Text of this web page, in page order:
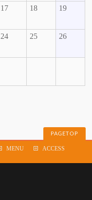
17 18 19
24 25 26
PAGETOP
MENU
ACCESS